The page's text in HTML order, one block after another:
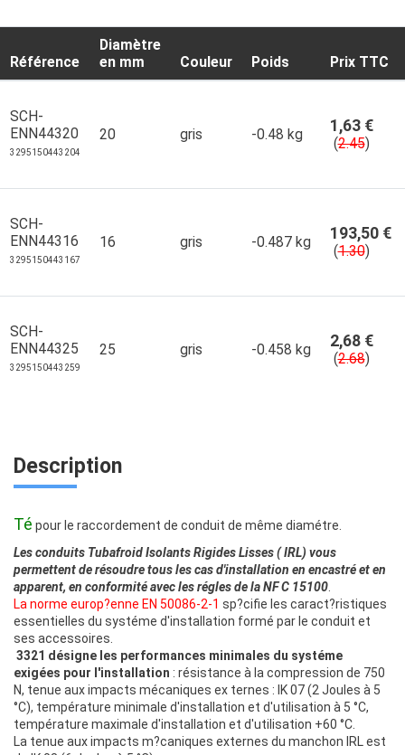
Référence
Diamètre
en mm
Couleur Poids Prix TTC
SCH-
ENN44320
3295150443204
20 gris -0.48 kg 1,63 €
(2.45)
SCH-
ENN44316
3295150443167
16 gris -0.487 kg 193,50 €
(1.30)
SCH-
ENN44325
3295150443259
25 gris -0.458 kg 2,68 €
(2.68)
Description
Té pour le raccordement de conduit de même diamétre.
Les conduits Tubafroid Isolants Rigides Lisses ( IRL) vous
permettent de résoudre tous les cas d'installation en encastré et en
apparent, en conformité avec les régles de la NF C 15100
La norme europ?enne EN 50086-2-1 sp?cifie les caract?ristiques
essentielles du systéme d'installation formé par le conduit et
ses accessoires.
3321 désigne les performances minimales du systéme
exigées pour l'installation : résistance à la compression de 750
N, tenue aux impacts mécaniques ex ternes : IK 07 (2 Joules à 5
°C), température minimale d'installation et d'utilisation à 5 °C,
température maximale d'installation et d'utilisation +60 °C.
La tenue aux impacts m?caniques externes du manchon IRL est